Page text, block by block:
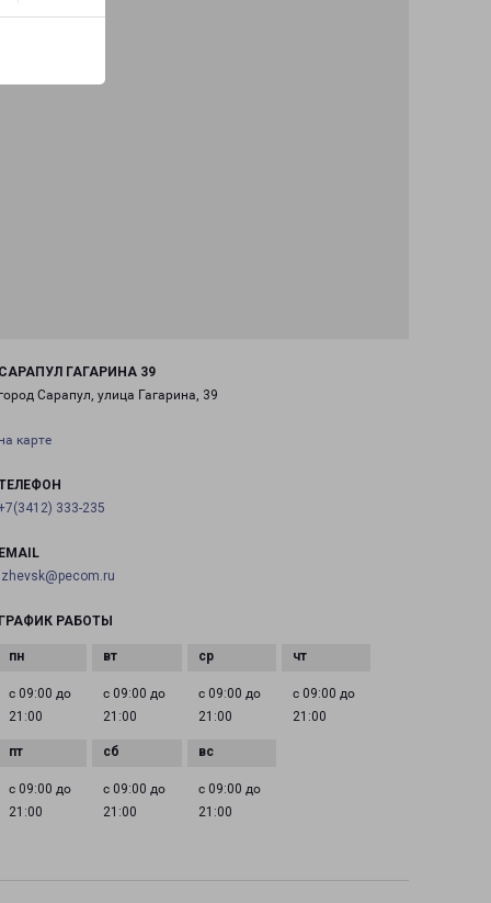
ГАГАРИНА 39
Сарапул, улица Гагарина, 39
карте
333-235
РАБОТЫ
с 09:00 до
21:00
с 09:00 до
21:00
с 09:00 до
21:00
с 09:00 до
21:00
с 09:00 до
21:00
с 09:00 до
21:00
с 09:00 до
21:00